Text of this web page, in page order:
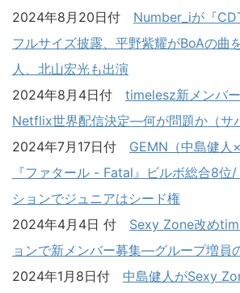
2024年8月20日付 Number_iが『
フルサイズ披露、平野紫耀がBoAの曲
人、北山宏光も出演
2024年8月4日付 timelesz新メンバ
Netflix世界配信決定―何が問題か（サ
2024年7月17日付 GEMN（中島健人
『ファタール - Fatal』ビルボ総合8位
ションでジュニアはシード権
2024年4月4日 付 Sexy Zone改め
ョンで新メンバー募集―グループ増員
2024年1月8日付 中島健人がSexy